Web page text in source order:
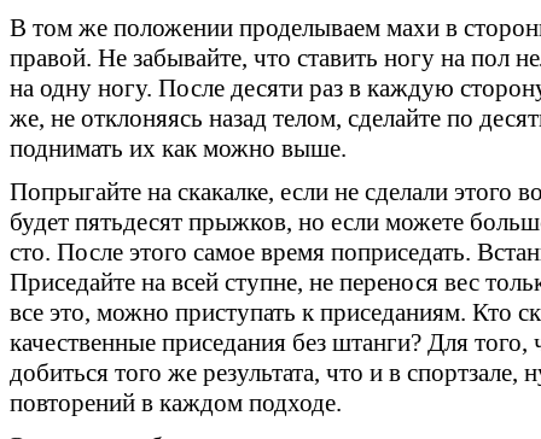
В том же положении проделываем махи в
правой. Не забывайте, что ставить ногу на пол
на одну ногу. После десяти раз в каждую
же, не отклоняясь назад телом, сделайте по
поднимать их как можно выше.
Попрыгайте на скакалке, если не сделали этого
будет пятьдесят прыжков, но если можете
сто. После этого самое время поприседать.
Приседайте на всей ступне, не перенося вес
все это, можно приступать к приседаниям. Кто
качественные приседания без штанги? Для
добиться того же результата, что и в
повторений в каждом подходе.